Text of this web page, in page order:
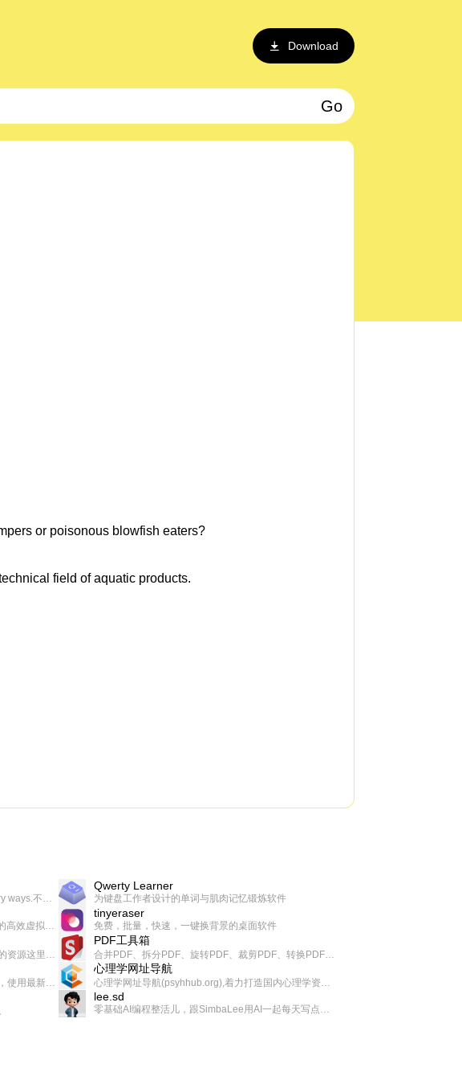
Download
Go
or poisonous blowfish eaters?
field of aquatic products.
Showcase & host your work in extraordinary ways.不限速文件分享，托管，建站平台
Qwerty Learner
为键盘工作者设计的单词与肌肉记忆锻炼软件
您的智能AI助手解决方案。提供24/7全天候的高效虚拟员工服务，助力个人和组织提升生产力、激发创新潜能。
tinyeraser
免费，批量，快速，一键换背景的桌面软件
在线工具，在线游戏，电影，小说各种有趣的资源这里都有
PDF工具箱
合并PDF、拆分PDF、旋转PDF、裁剪PDF、转换PDF、加密PDF、解密PDF、PDF加水印等多种PDF处理功能
这是一款能帮助你快速构建个人网站的应用，使用最新的前端技术栈，集成登录、鉴权、手机、邮箱、数据库、博客、文章、支付等等网站所需要的功能，你只需要花几个小时开发你的核心功能就可以上线，一次购买，永久拥有
心理学网址导航
心理学网址导航(psyhhub.org),着力打造国内心理学资源平台，是一个心理学网址资源大全，提供心理学学习,心理学考研,英语自学,计算机自学等众多学习内容。
lee.sd
零基础AI编程整活儿，跟SimbaLee用AI一起每天写点儿好玩儿的！iSay中每天还会有鲜吐槽、财经快讯、抽奖福利。喜欢就在页面“点赞”，不喜欢可以“点呸”喔！